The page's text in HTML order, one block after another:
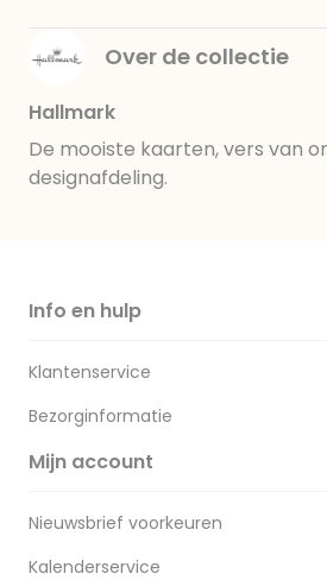
Over de collectie
Hallmark
De mooiste kaarten, vers van
designafdeling.
Info en hulp
Klantenservice
Bezorginformatie
Mijn account
Nieuwsbrief voorkeuren
Kalenderservice